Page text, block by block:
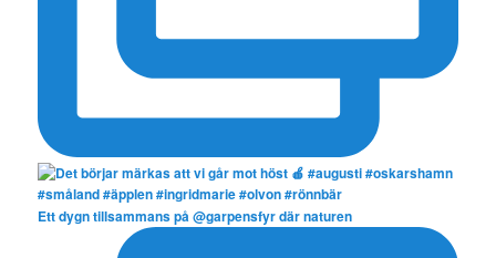
Ett dygn tillsammans på @garpensfyr där naturen